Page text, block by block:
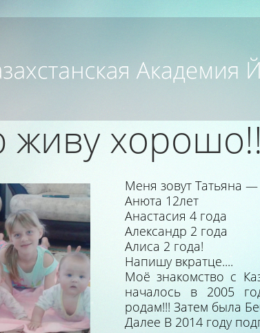
Меня зовут Татьяна —
Анюта 12лет
Анастасия 4 года
Александр 2 года
Алиса 2 года!
Напишу вкратце....
Моё знакомство с
началось в 2005
родам!!! Затем была
Далее В 2014 году